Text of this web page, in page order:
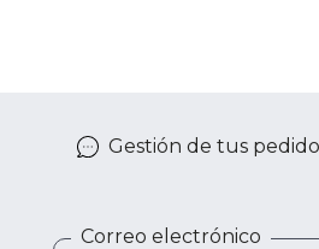
Gestión de tus
Correo electrónico